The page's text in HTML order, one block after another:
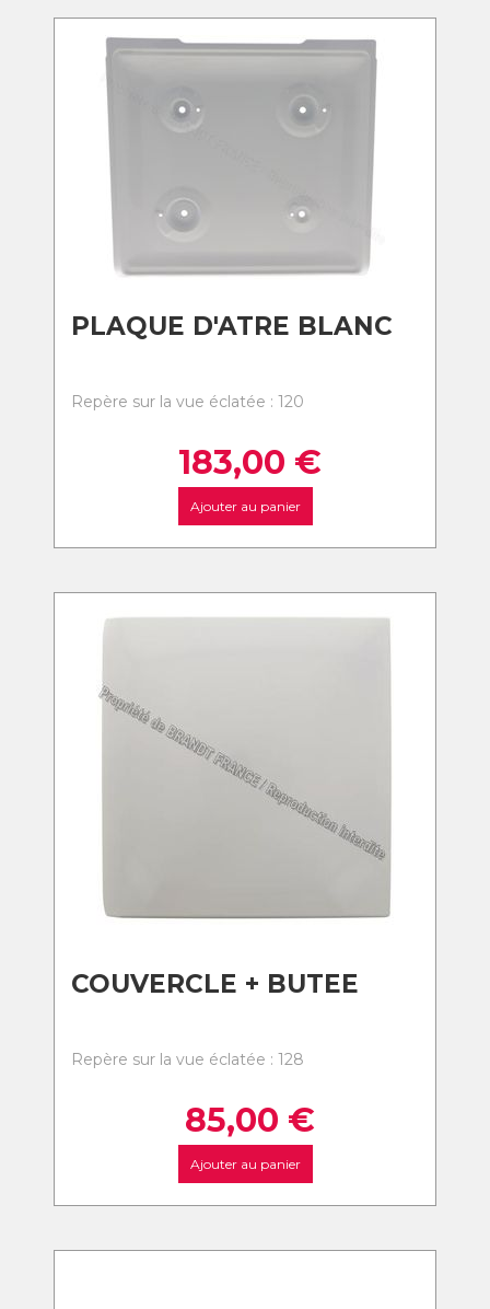
PLAQUE D'ATRE BLANC
Repère sur la vue éclatée : 120
183,00 €
Ajouter au panier
COUVERCLE + BUTEE
Repère sur la vue éclatée : 128
85,00 €
Ajouter au panier